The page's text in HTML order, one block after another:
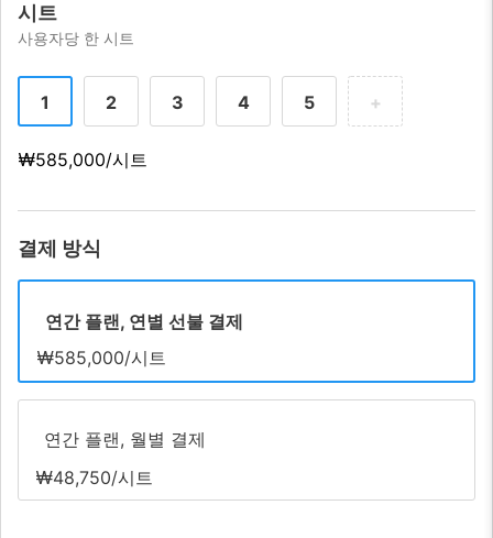
시트
사용자당 한 시트
1 2 3 4 5 +
₩585,000/시트
결제 방식
연간 플랜, 연별 선불 결제
₩585,000/시트
연간 플랜, 월별 결제
₩48,750/시트